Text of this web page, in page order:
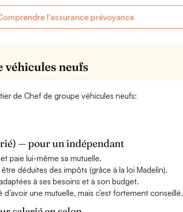
l'assurance prévoyance
véhicules neufs
de Chef de groupe véhicules neufs:
— pour un indépendant
paie lui-même sa mutuelle.
déduites des impôts (grâce à la loi Madelin).
à ses besoins et à son budget.
une mutuelle, mais c’est fortement conseillé.